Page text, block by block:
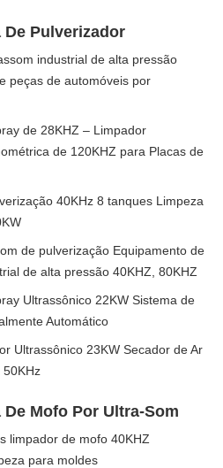
De Pulverizador
industrial de alta pressão
peças de automóveis por
de 28KHZ – Limpador
de 120KHZ para Placas de
40KHz 8 tanques Limpeza
de pulverização Equipamento de
de alta pressão 40KHZ, 80KHZ
Ultrassônico 22KW Sistema de
Automático
Ultrassônico 23KW Secador de Ar
50KHz
Mofo Por Ultra-Som
limpador de mofo 40KHZ
para moldes